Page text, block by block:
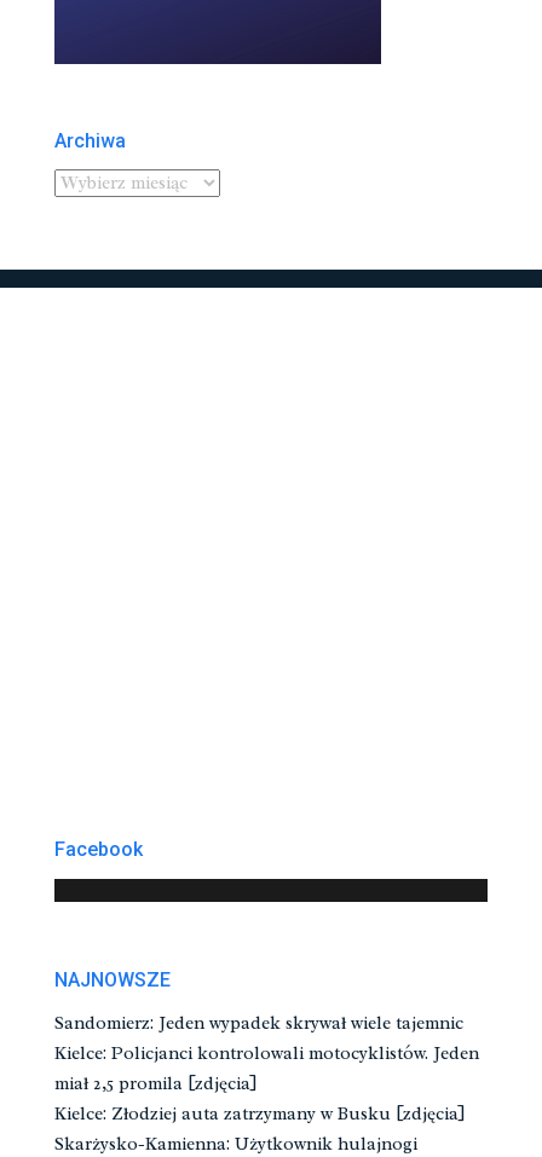
Archiwa
Facebook
NAJNOWSZE
Sandomierz: Jeden wypadek skrywał wiele tajemnic
Kielce: Policjanci kontrolowali motocyklistów. Jeden
miał 2,5 promila [zdjęcia]
Kielce: Złodziej auta zatrzymany w Busku [zdjęcia]
Skarżysko-Kamienna: Użytkownik hulajnogi